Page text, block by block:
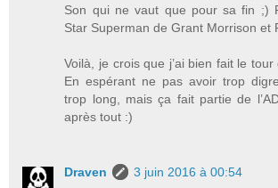
Son qui ne vaut que pour sa fin ;)
Star Superman de Grant Morrison et
Voilà, je crois que j’ai bien fait le
En espérant ne pas avoir trop
trop long, mais ça fait partie de
après tout :)
Draven
3 juin 2016 à 00:54